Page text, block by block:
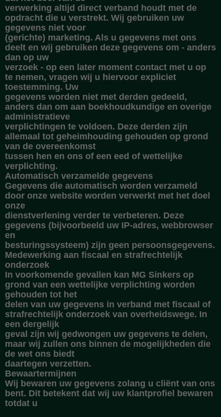
verwerking altijd direct verband houdt met de
opdracht die u verstrekt. Wij gebruiken uw
gegevens niet voor
(gerichte) marketing. Als u gegevens met ons
deelt en wij gebruiken deze gegevens om - anders
dan op uw
verzoek - op een later moment contact met u op
te nemen, vragen wij u hiervoor expliciet
toestemming. Uw
gegevens worden niet met derden gedeeld,
anders dan om aan boekhoudkundige en overige
administratieve
verplichtingen te voldoen. Deze derden zijn
allemaal tot geheimhouding gehouden op grond
van de overeenkomst
tussen hen en ons of een eed of wettelijke
verplichting.
Automatisch verzamelde gegevens
Gegevens die automatisch worden verzameld
door onze website worden verwerkt met het doel
onze
dienstverlening verder te verbeteren. Deze
gegevens (bijvoorbeeld uw IP-adres, webbrowser
en
besturingssysteem) zijn geen persoonsgegevens.
Medewerking aan fiscaal en strafrechtelijk
onderzoek
In voorkomende gevallen kan MG Sinkers op
grond van een wettelijke verplichting worden
gehouden tot het
delen van uw gegevens in verband met fiscaal of
strafrechtelijk onderzoek van overheidswege. In
een dergelijk
geval zijn wij gedwongen uw gegevens te delen,
maar wij zullen ons binnen de mogelijkheden die
de wet ons biedt
daartegen verzetten.
Bewaartermijnen
Wij bewaren uw gegevens zolang u cliënt van ons
bent. Dit betekent dat wij uw klantprofiel bewaren
totdat u